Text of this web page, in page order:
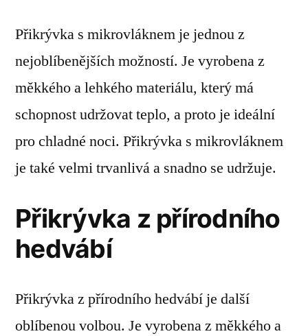
Přikrývka s mikrovláknem je jednou z
nejoblíbenějších možností. Je vyrobena z
měkkého a lehkého materiálu, který má
schopnost udržovat teplo, a proto je ideální
pro chladné noci. Přikrývka s mikrovláknem
je také velmi trvanlivá a snadno se udržuje.
Přikrývka z přírodního
hedvábí
Přikrývka z přírodního hedvábí je další
oblíbenou volbou. Je vyrobena z měkkého a